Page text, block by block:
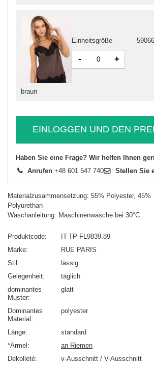
braun
Einheitsgröße
- +
EINLOGGEN UND DEN
Haben Sie eine Frage? Wir helfen Ihnen
Anrufen +48 601 547 740 Stellen Sie
Materialzusammensetzung: 55% Polyester, 45%
Polyurethan
Waschanleitung: Maschinenwäsche bei 30°C
Produktcode
IT-TP-FL9839.89
Marke
RUE PARIS
Stil
lässig
Gelegenheit
täglich
dominantes
Muster
glatt
Dominantes
Material
polyester
Länge
standard
*Ärmel
an Riemen
Dekolleté
v-Ausschnitt / V-Ausschnitt